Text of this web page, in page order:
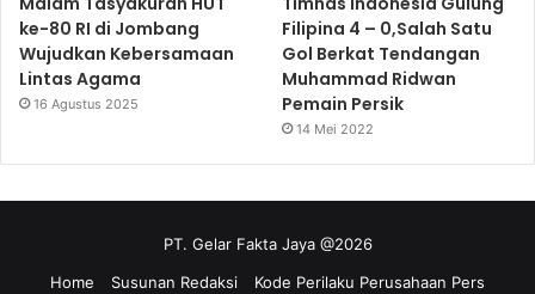
ke-80 RI di Jombang
Wujudkan Kebersamaan
Lintas Agama
16 Agustus 2025
Filipina 4 – 0,Salah Satu
Gol Berkat Tendangan
Muhammad Ridwan
Pemain Persik
14 Mei 2022
PT. Gelar Fakta Jaya @2026
Home
Susunan Redaksi Kode Perilaku Perusahaan Pers